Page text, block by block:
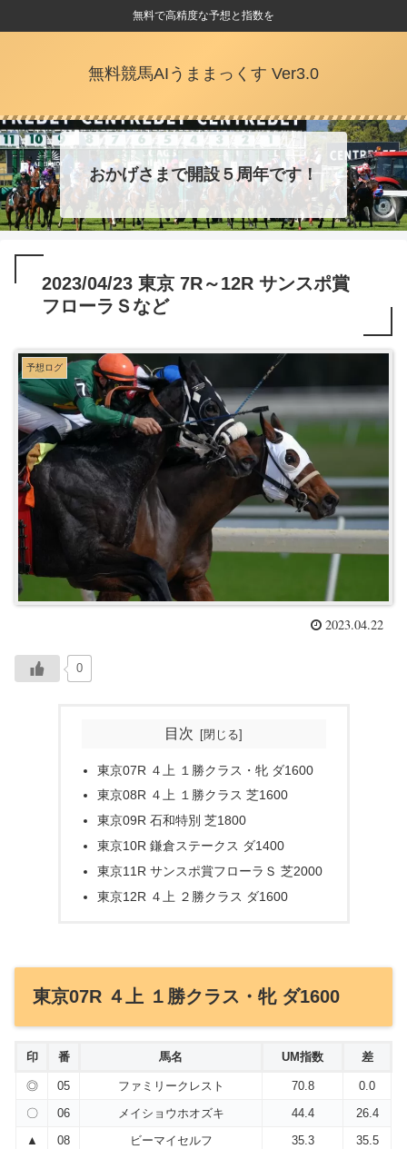
無料で高精度な予想と指数を
無料競馬AIうままっくす Ver3.0
おかげさまで開設５周年です！
2023/04/23 東京 7R～12R サンスポ賞
フローラＳなど
予想ログ
2023.04.22
0
目次
東京07R ４上 １勝クラス・牝 ダ1600
東京08R ４上 １勝クラス 芝1600
東京09R 石和特別 芝1800
東京10R 鎌倉ステークス ダ1400
東京11R サンスポ賞フローラＳ 芝2000
東京12R ４上 ２勝クラス ダ1600
東京07R ４上 １勝クラス・牝 ダ1600
印 番 馬名 UM指数 差
◎ 05 ファミリークレスト 70.8
0.0
〇
06 メイショウホオズキ 44.4
26.4
▲
08 ビーマイセルフ 35.3
35.5